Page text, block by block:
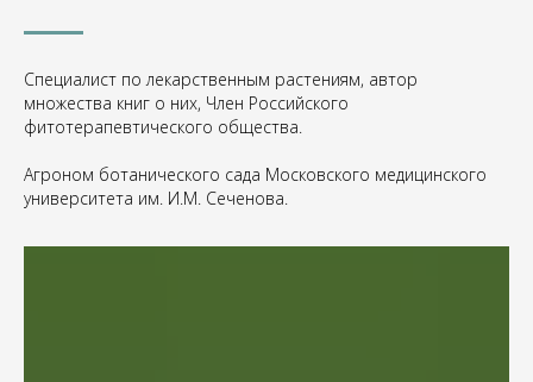
Специалист по лекарственным растениям, автор
множества книг о них, Член Российского
фитотерапевтического общества.
Агроном ботанического сада Московского медицинского
университета им. И.М. Сеченова.